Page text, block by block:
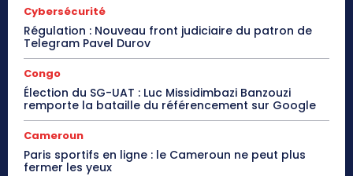
Cybersécurité
Régulation : Nouveau front judiciaire du patron de
Telegram Pavel Durov
Congo
Élection du SG-UAT : Luc Missidimbazi Banzouzi
remporte la bataille du référencement sur Google
Cameroun
Paris sportifs en ligne : le Cameroun ne peut plus
fermer les yeux